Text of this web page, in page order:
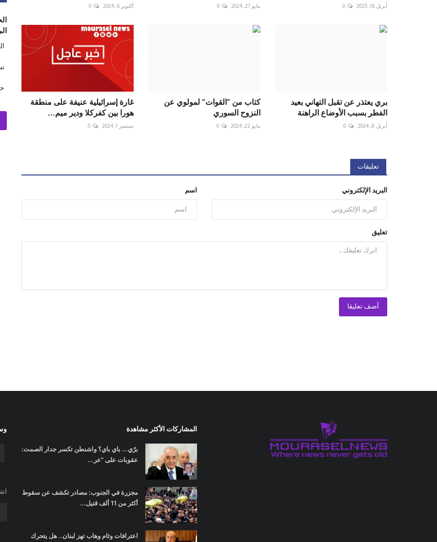
أبريل 16, 2025 0 مايو 27, 2024 0 أكتوبر 6, 2024 0
بري يعتذر عن تقبل التهاني بعيد
الفطر بسبب الأوضاع الراهنة
أبريل 8, 2024 0
كتاب من “القوات” لمولوي عن
النزوح السوري
مايو 22, 2024 0
غارة إسرائيلية عنيفة على منطقة
هورا بين كفركلا ودير ميم...
سبتمبر 1, 2024 0
تعليقات
اسم البريد الإلكتروني
تعليق
أضف تعليقا
المشاركات الأكثر مشاهدة
برّي... باي باي؟ واشنطن تكسر جدار الصمت:
عقوبات على "عر...
مجزرة في الجنوب: مصادر تكشف عن سقوط
أكثر من 11 ألف قتيل...
اعترافات وئام وهاب تهز لبنان.. هل يتحرك